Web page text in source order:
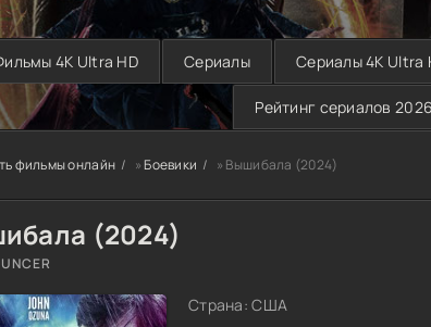
4K Ultra HD Сериалы Сериалы 4K Ultra
Рейтинг сериалов
фильмы онлайн »Боевики » Вышибала (2024)
(2024)
Страна: США